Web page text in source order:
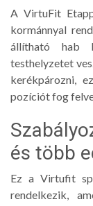
A VirtuFit
kormánnyal
állítható hab
testhelyzetet
kerékpározni,
pozíciót fog
és több
Ez a Virtufit
rendelkezik,